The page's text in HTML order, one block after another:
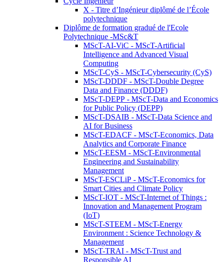
X - Titre d’Ingénieur diplômé de l’École
polytechnique
Diplôme de formation gradué de l'Ecole
Polytechnique -MSc&T
MScT-AI-ViC - MScT-Artificial
Intelligence and Advanced Visual
Computing
MScT-CyS - MScT-Cybersecurity (CyS)
MScT-DDDF - MScT-Double Degree
Data and Finance (DDDF)
MScT-DEPP - MScT-Data and Economics
for Public Policy (DEPP)
MScT-DSAIB - MScT-Data Science and
AI for Business
MScT-EDACF - MScT-Economics, Data
Analytics and Corporate Finance
MScT-EESM - MScT-Environmental
Engineering and Sustainability
Management
MScT-ESCLiP - MScT-Economics for
Smart Cities and Climate Policy
MScT-IOT - MScT-Internet of Things :
Innovation and Management Program
(IoT)
MScT-STEEM - MScT-Energy
Environment : Science Technology &
Management
MScT-TRAI - MScT-Trust and
Responsible AI